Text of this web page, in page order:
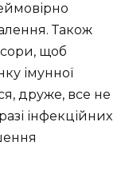
Також
щоб
імунної
друже, все не
інфекційних